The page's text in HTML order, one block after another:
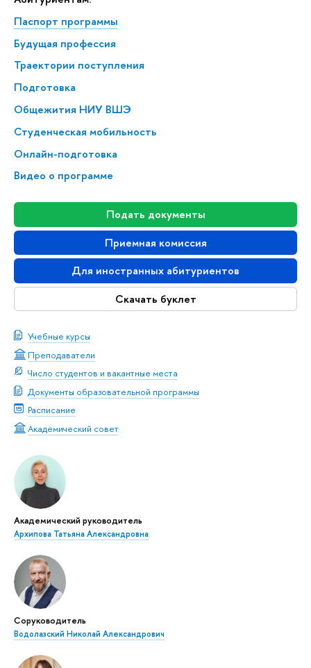
Паспорт программы
Будущая профессия
Траектории поступления
Подготовка
Общежития НИУ ВШЭ
Студенческая мобильность
Онлайн-подготовка
Видео о программе
Подать документы
Приемная комиссия
Для иностранных абитуриентов
Скачать буклет
Учебные курсы
Преподаватели
Число студентов и вакантные места
Документы образовательной программы
Расписание
Академический совет
Академический руководитель
Архипова Татьяна Александровна
Соруководитель
Водолазский Николай Александрович